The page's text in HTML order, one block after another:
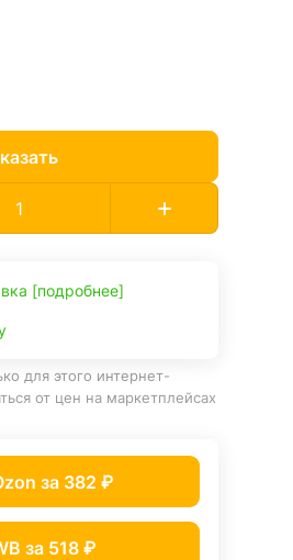
[подробнее]
для этого интернет-
от цен на маркетплейсах
за 382 ₽
за 518 ₽